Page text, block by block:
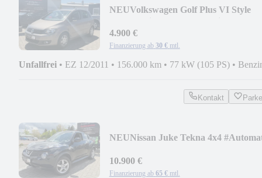
NEUVolkswagen Golf Plus VI Style
4.900 €
Finanzierung ab 30 € mtl.
Unfallfrei • EZ 12/2011 • 156.000 km • 77 kW (105 PS) •
Kontakt
NEUNissan Juke Tekna 4x4
10.900 €
Finanzierung ab 65 € mtl.